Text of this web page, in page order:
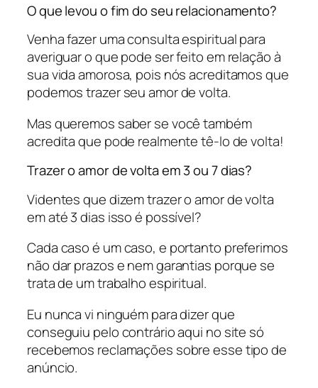
O que levou o fim do seu relacionamento?
Venha fazer uma consulta espiritual para
averiguar o que pode ser feito em relação à
sua vida amorosa, pois nós acreditamos que
podemos trazer seu amor de volta.
Mas queremos saber se você também
acredita que pode realmente tê-lo de volta!
Trazer o amor de volta em 3 ou 7 dias?
Videntes que dizem trazer o amor de volta
em até 3 dias isso é possível?
Cada caso é um caso, e portanto preferimos
não dar prazos e nem garantias porque se
trata de um trabalho espiritual.
Eu nunca vi ninguém para dizer que
conseguiu pelo contrário aqui no site só
recebemos reclamações sobre esse tipo de
anúncio.